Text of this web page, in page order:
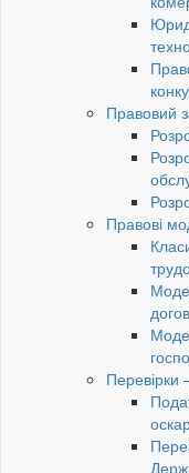
Правовий
Правові
Перевірки